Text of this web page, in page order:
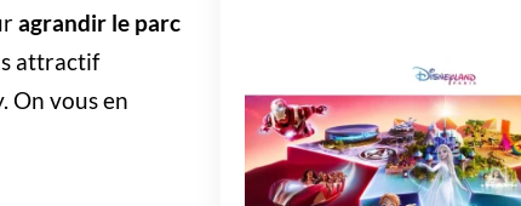
agrandir le parc
attractif
On vous en